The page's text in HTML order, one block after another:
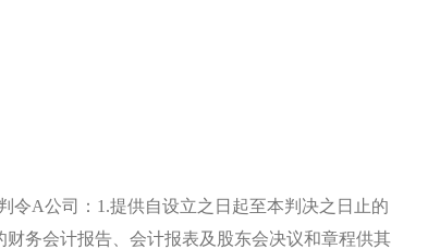
令A公司：1.提供自设立之日起至本判决之日止的
务会计报告、会计报表及股东会决议和章程供其